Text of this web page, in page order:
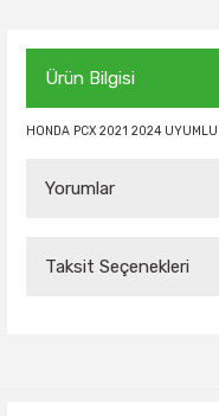
Ürün Bilgisi
HONDA PCX 2021 2024 UYUMLU
Yorumlar
Taksit Seçenekleri